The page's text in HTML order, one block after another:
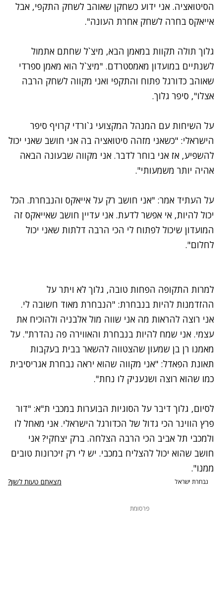
הסיטואציה. אני ידוע כשחקן שאוהב לשחק התקפי, אבל
אייאקס בחרה לשחק אחרת העונה".
גלוך תולה תקוות במאמן הבא, מיצ`ל שחתם אתמול
לשנתיים במועדון מאמסטרדם. "מיצ`ל הוא מאמן ספרדי
שאוהב כדורגל פתוח והתקפי ואני מקווה לשחק הרבה
אצלו", סיפר גלוך.
על השיחות עם המנהל המקצועי ג`ורדי קרויף סיפר
הישראלי: "כשאני מזהה סיטואציה בה אני חושב שאני יכול
להשפיע, אז אני בוחר לדבר. אני מקווה שבעונה הבאה
אהיה יותר משמעותי".
על העתיד אמר: "אני חושב רק על אייאקס והנבחרת. הכל
יכול להיות, אי אפשר לדעת. אני עדיין חושב שאייאקס זה
המועדון שיכול לפתוח לי הכי הרבה דלתות שאני יכול
לחלום".
למרות התקופה הפחות טובה, גלוך לא ויתר על
ההזדמנות להיות בנבחרת: "הנבחרת מאוד חשובה לי.
אני רוצה להראות מה אני שווה מול אלבניה ולהוכיח את
עצמי. אני שמח להיות בנבחרת והאווירה פה נהדרת". על
מאמנו רן בן שמעון שהצטווה להשאר בבית בעקבות
תאונת הפאדל: "אני מקווה שהוא יראה נבחרת אגריסיבית
כמו שהוא רוצה ושנעניק לו נחת".
לסיום, גלוך דיבר על הסוגיות הבוערות במכבי ת"א: "דור
פרץ הווינר הכי גדול של הכדורגל הישראלי. אני מאחל לו
ולמכבי תל אביב הכי הרבה הצלחה. ברק יצחקי? אני
חושב שהוא יכול להצליח במכבי. יש לי רק זיכרונות טובים
ממנו".
נבחרת ישראל מצאתם טעות לשון?
פרסומת